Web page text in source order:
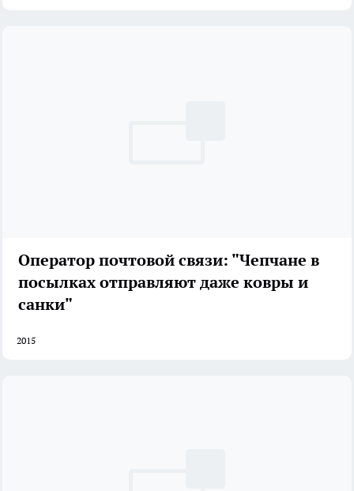
Оператор почтовой связи: "Чепчане в
посылках отправляют даже ковры и
санки"
2015